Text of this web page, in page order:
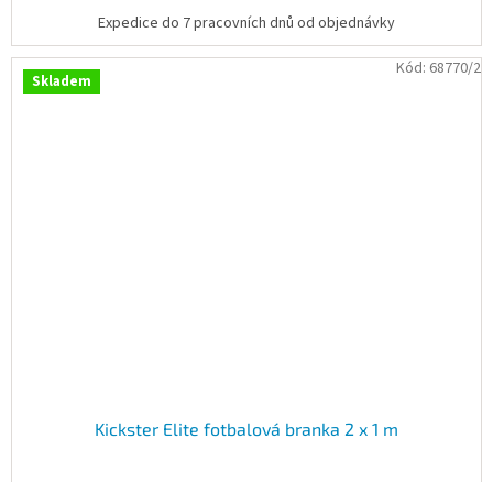
Expedice do 7 pracovních dnů od objednávky
Skladem
Kickster Elite fotbalová branka 2 x 1 m
Kód: 68770/2